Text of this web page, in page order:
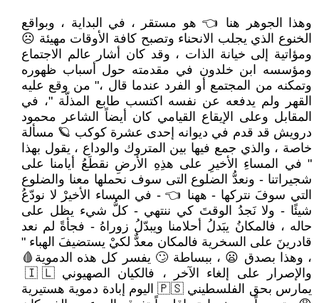
وهذا الجوهر هنا 👈 هو مستقر ، في البداية ، وبواقع
الخنوع الذي يجلب الانحناء وتصبح كافة الأوقات مهيئة ☹
ومؤاتية إلى خيانة الذات ، وقد كان أشار عالم الاجتماع
ومؤسسه ابن خلدون في مقدمته حول أسباب ظهوره
وتمكنه من المجتمع أو الفرد عندما قال ،" من وقع عليه
القهر ولم يدفعه عن نفسه اكتسب طابع المذلّة "، في
المقابل وعلى الإيقاع القيامي كان أيضاً الشاعر محمود
درويش قد قدم في ديوانه إحدى عشرة كوكب 🪐 مسألة
خاصة ، والذي جمع فيها بين المتروك والوداع ، يقول بهذا
" في المساءِ الأخيرِ على هذِهِ الأرضِ نقطَعُ أيامنا على
شجيراتنا - ونعدُّ الضلوع التى سوف نحملها معنا والضلوع
التي سوفَ نتركها - ههنا 👈 - في المساء الأخيرْ لا نودّعُ
شيئًا - ولا نَجدُ الوقتَ كي ننتهي - كلُّ شيء يظل على
حاله ، فالمكانُ يبَدلُ أحلامنا ويبدّلُ زوراهُ - فجأةً لم نعد
قادرينَ على السخرية فالمكان معدٌّ لكيْ يستضيفَ الهباء "
، وهذا بصدق 😦 ، ببساطة 🙄 يفسر كل هذه الدموية🩸
والإصرار على إلغاء الآخر ، فالكيان الصهيوني 🇮🇱
يمارس بحق الفلسطيني 🇵🇸 اليوم إبادة دموية هستيرية